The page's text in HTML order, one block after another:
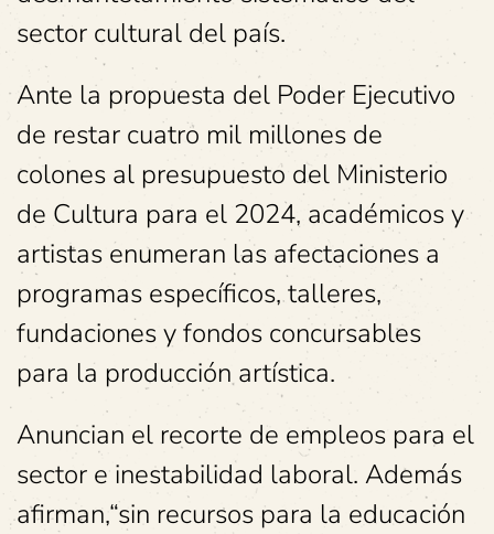
sector cultural del país.
Ante la propuesta del Poder Ejecutivo
de restar cuatro mil millones de
colones al presupuesto del Ministerio
de Cultura para el 2024, académicos y
artistas enumeran las afectaciones a
programas específicos, talleres,
fundaciones y fondos concursables
para la producción artística.
Anuncian el recorte de empleos para el
sector e inestabilidad laboral. Además
afirman,“sin recursos para la educación